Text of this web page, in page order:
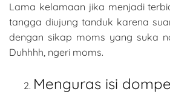
Lama kelamaan jika menjadi
tangga diujung tanduk karena
dengan sikap moms yang suka
Duhhhh, ngeri moms.
Menguras isi